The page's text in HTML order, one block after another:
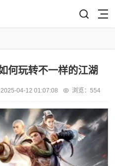
何玩转不一样的江湖
2025-04-12 01:07:08 浏览：554